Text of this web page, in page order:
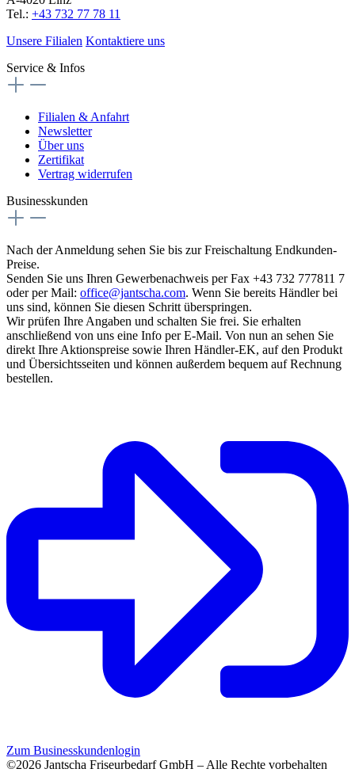
Tel.: +43 732 77 78 11
Unsere Filialen Kontaktiere uns
Service & Infos
Filialen & Anfahrt
Newsletter
Über uns
Zertifikat
Vertrag widerrufen
Businesskunden
Nach der Anmeldung sehen Sie bis zur Freischaltung Endkunden-
Preise.
Senden Sie uns Ihren Gewerbenachweis per Fax +43 732 777811 7
oder per Mail: office@jantscha.com. Wenn Sie bereits Händler bei
uns sind, können Sie diesen Schritt überspringen.
Wir prüfen Ihre Angaben und schalten Sie frei. Sie erhalten
anschließend von uns eine Info per E-Mail. Von nun an sehen Sie
direkt Ihre Aktionspreise sowie Ihren Händler-EK, auf den Produkt
und Übersichtsseiten und können außerdem bequem auf Rechnung
bestellen.
Zum Businesskundenlogin
©2026 Jantscha Friseurbedarf GmbH – Alle Rechte vorbehalten